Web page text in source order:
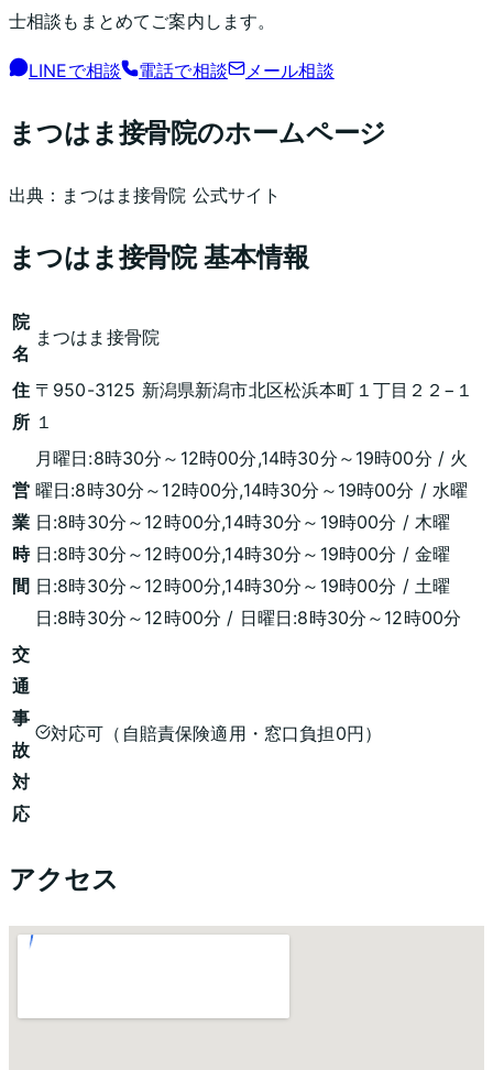
士相談もまとめてご案内します。
LINEで相談 電話で相談 メール相談
まつはま接骨院のホームページ
出典： まつはま接骨院 公式サイト
まつはま接骨院基本情報
院
名
まつはま接骨院
住
所
〒950-3125 新潟県新潟市北区松浜本町１丁目２２−１
１
営
業
時
間
月曜日:8時30分～12時00分,14時30分～19時00分 / 火
曜日:8時30分～12時00分,14時30分～19時00分 / 水曜
日:8時30分～12時00分,14時30分～19時00分 / 木曜
日:8時30分～12時00分,14時30分～19時00分 / 金曜
日:8時30分～12時00分,14時30分～19時00分 / 土曜
日:8時30分～12時00分 / 日曜日:8時30分～12時00分
交
通
事
故
対
応
対応可（自賠責保険適用・窓口負担0円）
アクセス